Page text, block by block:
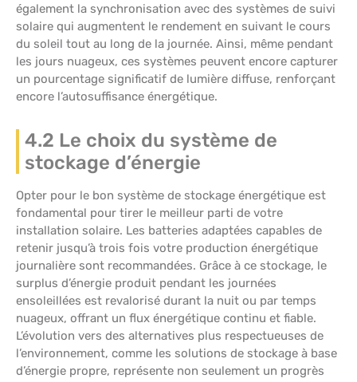
également la synchronisation avec des systèmes de suivi
solaire qui augmentent le rendement en suivant le cours
du soleil tout au long de la journée. Ainsi, même pendant
les jours nuageux, ces systèmes peuvent encore capturer
un pourcentage significatif de lumière diffuse, renforçant
encore l’autosuffisance énergétique.
4.2 Le choix du système de
stockage d’énergie
Opter pour le bon système de stockage énergétique est
fondamental pour tirer le meilleur parti de votre
installation solaire. Les batteries adaptées capables de
retenir jusqu’à trois fois votre production énergétique
journalière sont recommandées. Grâce à ce stockage, le
surplus d’énergie produit pendant les journées
ensoleillées est revalorisé durant la nuit ou par temps
nuageux, offrant un flux énergétique continu et fiable.
L’évolution vers des alternatives plus respectueuses de
l’environnement, comme les solutions de stockage à base
d’énergie propre, représente non seulement un progrès